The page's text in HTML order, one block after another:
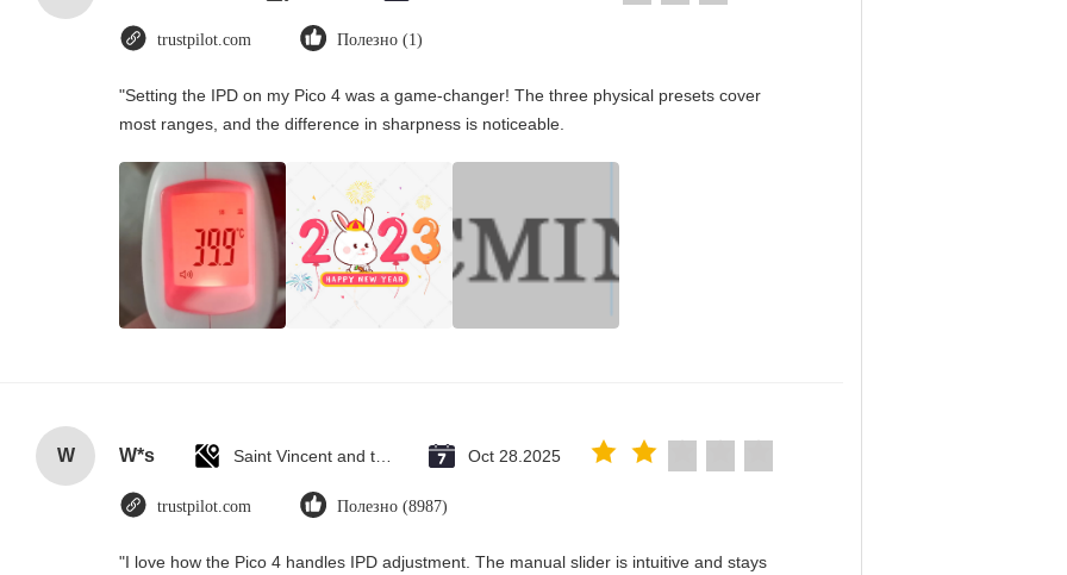
trustpilot.com Полезно (1)
"Setting the IPD on my Pico 4 was a game-changer! The three physical presets cover
most ranges, and the difference in sharpness is noticeable.
W W*s Oct 28.2025
trustpilot.com Полезно (8987)
"I love how the Pico 4 handles IPD adjustment. The manual slider is intuitive and stays